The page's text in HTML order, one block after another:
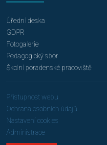
Úřední deska
GDPR
Fotogalerie
Pedagogický sbor
Školní poradenské pracoviště
Přístupnost webu
Ochrana osobních údajů
Nastavení cookies
Administrace